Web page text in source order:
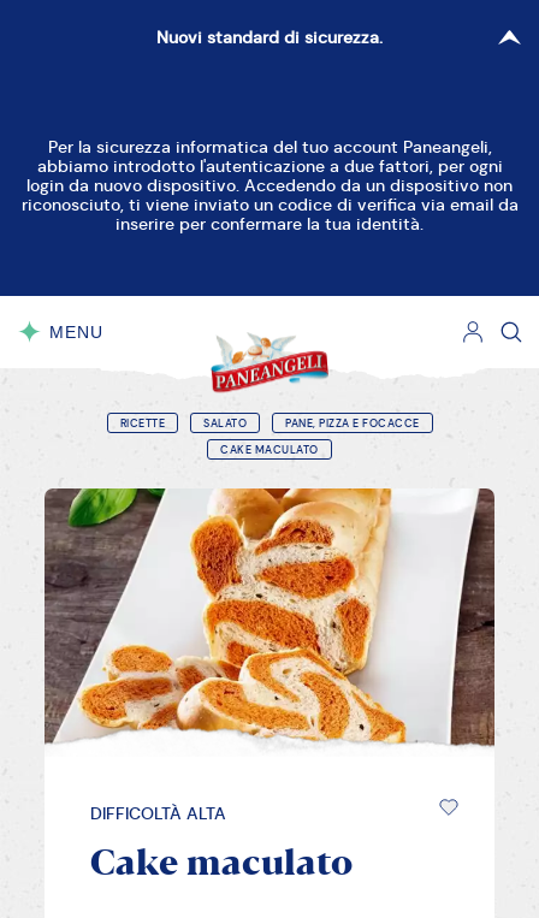
Nuovi standard di sicurezza.
Per la sicurezza informatica del tuo account Paneangeli,
abbiamo introdotto l'autenticazione a due fattori, per ogni
login da nuovo dispositivo. Accedendo da un dispositivo non
riconosciuto, ti viene inviato un codice di verifica via email da
inserire per confermare la tua identità.
MENU
RICETTE SALATO
PANE, PIZZA E FOCACCE
CAKE MACULATO
DIFFICOLTÀ ALTA
Cake maculato